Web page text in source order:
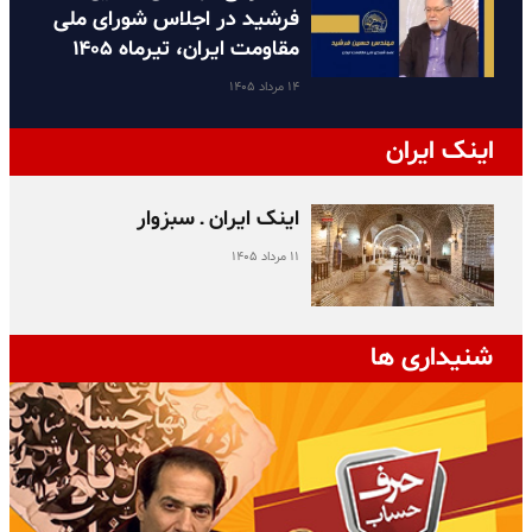
فرشید در اجلاس شورای ملی
مقاومت ایران، تیرماه ۱۴۰۵
۱۴ مرداد ۱۴۰۵
اینک ایران
اینک ایران ـ سبزوار
۱۱ مرداد ۱۴۰۵
شنیداری ها